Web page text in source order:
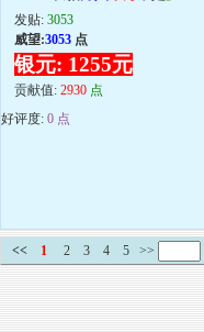
发贴: 3053
威望:3053 点
银元: 1255元
贡献值: 2930 点
好评度: 0 点
<< 1 2 3 4 5 >>